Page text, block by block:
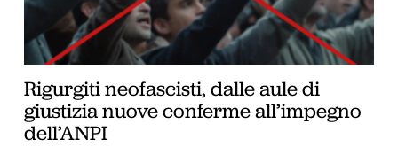
Rigurgiti neofascisti, dalle aule di
giustizia nuove conferme all’impegno
dell’ANPI